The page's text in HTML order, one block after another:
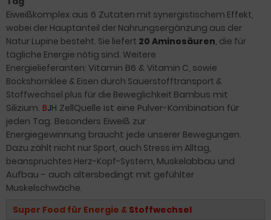
Eiweißkomplex aus 6 Zutaten mit synergistischem Effekt,
wobei der Hauptanteil der Nahrungsergänzung aus der
Natur Lupine besteht. Sie liefert 20 Aminosäuren, die für
tägliche Energie nötig sind. Weitere
Energielieferanten: Vitamin B6 & Vitamin C, sowie
Bockshornklee & Eisen durch Sauerstofftransport &
Stoffwechsel plus für die Beweglichkeit Bambus mit
Silizium. BJH ZellQuelle ist eine Pulver-Kombination für
jeden Tag. Besonders Eiweiß zur
Energiegewinnung braucht jede unserer Bewegungen.
Dazu zählt nicht nur Sport, auch Stress im Alltag,
beanspruchtes Herz-Kopf-System, Muskelabbau und
Aufbau - auch altersbedingt mit gefühlter
Muskelschwäche.
Super Food für Energie & Stoffwechsel